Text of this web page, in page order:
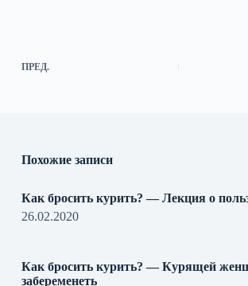
ПРЕД.
Похожие записи
Как бросить курить? — Лекция о
26.02.2020
Как бросить курить? — Курящей
забеременеть